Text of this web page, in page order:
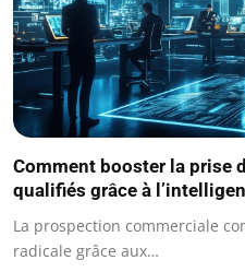
Comment booster la prise
qualifiés grâce à
La prospection commerciale
radicale grâce aux…